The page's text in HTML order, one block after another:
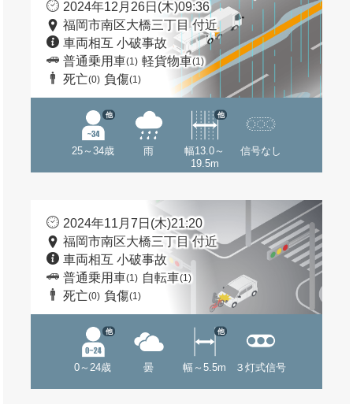
2024年12月26日(木)09:36
福岡市南区大橋三丁目 付近
車両相互 小破事故
普通乗用車(1) 軽貨物車(1)
死亡(0) 負傷(1)
25～34歳
他
雨
幅13.0～
19.5m
他
信号なし
2024年11月7日(木)21:20
福岡市南区大橋三丁目 付近
車両相互 小破事故
普通乗用車(1) 自転車(1)
死亡(0) 負傷(1)
0～24歳
他
曇 幅～5.5m
他
３灯式信号